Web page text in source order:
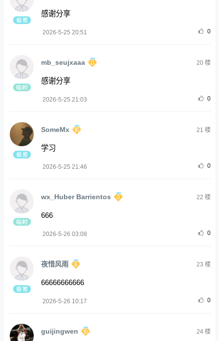
感谢分享
2026-5-25 20:51 0
mb_seujxaaa 20楼
感谢分享
2026-5-25 21:03 0
SomeMx 21 楼
学习
2026-5-25 21:46 0
wx_Huber Barrientos 22 楼
666
2026-5-26 03:08 0
夜惜风雨 23 楼
66666666666
2026-5-26 10:17 0
guijingwen 24楼